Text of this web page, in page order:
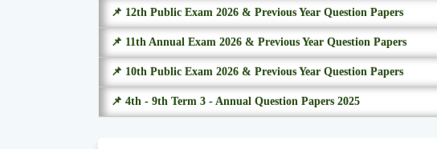
📌 12th Public Exam 2026 & Previous Year Question Papers
📌 11th Annual Exam 2026 & Previous Year Question Papers
📌 10th Public Exam 2026 & Previous Year Question Papers
📌 4th - 9th Term 3 - Annual Question Papers 2025